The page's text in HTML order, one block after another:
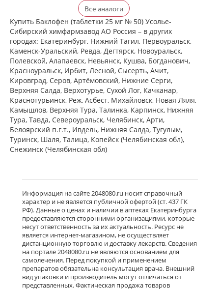
Баклофен (таблетки 25 мг № 50)
Усолье-Сибирский химфармзавод
АО Россия
Нет в аптеках города
Баклосан (таблетки 10 мг № 50 банка
ПЭ) Фармацевтический завод
Польфарма АО Польша
Нет в аптеках города
Баклосан (таблетки 25 мг № 50 банка
ПЭ) Фармацевтический завод
Польфарма АО Польша
Нет в аптеках города
Лиорезал Интратекальный (раствор
для интратекального введения 0,05
мг/мл 1 мл № 5 амп. ) Новартис
Фарма Штейн АГ Швейцария
Нет в аптеках города
достигнут конец страницы
Все аналоги
Купить Баклофен (таблетки 25 мг № 50) Усолье-
Сибирский химфармзавод АО Россия – в других
городах: Екатеринбург, Нижний Тагил, Первоуральск,
Каменск-Уральский, Ревда, Дегтярск, Новоуральск,
Полевской, Алапаевск, Невьянск, Кушва, Богданович,
Красноуральск, Ирбит, Лесной, Сысерть, Ачит,
Кировград, Серов, Артёмовский, Нижние Cерги,
Верхняя Салда, Верхотурье, Сухой Лог, Качканар,
Краснотурьинск, Реж, Асбест, Михайловск, Новая Ляля,
Камышлов, Верхняя Тура, Талинка, Карпинск, Нижняя
Тура, Тавда, Североуральск, Челябинск, Арти,
Белоярский п.г.т., Ивдель, Нижняя Салда, Тугулым,
Туринск, Шаля, Талица, Копейск (Челябинская обл),
Снежинск (Челябинская обл)
Информация на сайте 2048080.ru носит справочный
характер и не является публичной офертой (ст. 437 ГК
РФ). Данные о ценах и наличии в аптеках Екатеринбурга
предоставляются сторонними организациями, которые
несут ответственность за их актуальность. Ресурс не
является интернет-магазином, не осуществляет
дистанционную торговлю и доставку лекарств. Сведения
на портале 2048080.ru не являются основанием для
самолечения. Перед покупкой и применением
препаратов обязательна консультация врача. Внешний
вид упаковки и производитель могут отличаться от
представленных. Фактическая продажа товаров